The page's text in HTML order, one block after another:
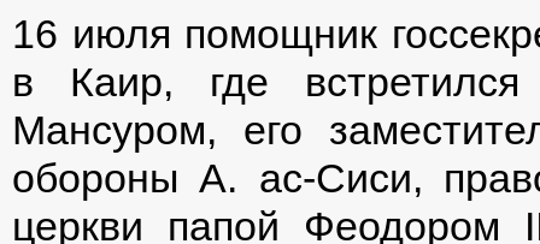
16 июля помощник
в Каир, где
Мансуром, его
обороны А. ас-Сиси,
церкви папой Феодором